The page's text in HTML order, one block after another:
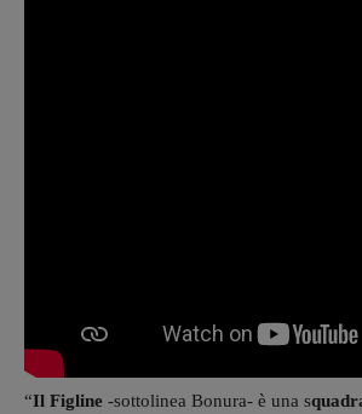
“Il Figline -sottolinea Bonura- è una s